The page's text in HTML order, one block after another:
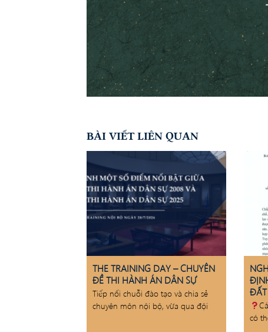
BÀI VIẾT LIÊN QUAN
THE TRAINING DAY – CHUYÊN
ĐỀ THI HÀNH ÁN DÂN SỰ
Tiếp nối chuỗi đào tạo và chia sẻ
chuyên môn nội bộ, vừa qua đội
có